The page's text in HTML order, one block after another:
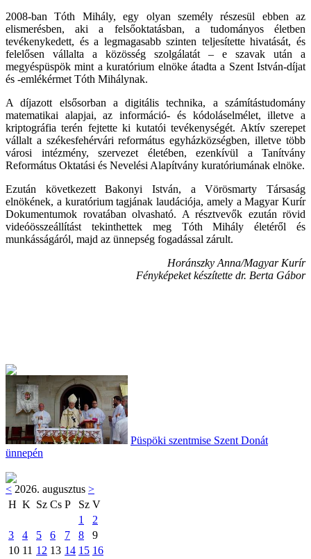
2008-ban Tóth Mihály, egy olyan személy részesül ebben az
elismerésben, aki a felsőoktatásban, a tudományos életben
tevékenykedett, és a legmagasabb szinten teljesítette hivatását, és
felelősen vállalta a közösség szolgálatát – e szavak után a
megyéspüspök mint a kuratórium elnöke átadta a Szent István-díjat
és -emlékérmet Tóth Mihálynak.
A díjazott elsősorban a digitális technika, a számítástudomány
matematikai alapjai, az információ- és kódoláselmélet, illetve a
kriptográfia terén fejtette ki kutatói tevékenységét. Aktív szerepet
vállalt a székesfehérvári református egyházközségben, illetve több
városi intézmény, szervezet életében, ezenkívül a Tanítvány
Református Oktatási és Nevelési Alapítvány kuratóriumának elnöke.
Ezután következett Bakonyi István, a Vörösmarty Társaság
elnökének, a kuratórium tagjának laudációja, amely a Magyar Kurír
Dokumentumok rovatában olvasható. A résztvevők ezután rövid
videóösszeállítást tekinthettek meg Tóth Mihály életéről és
munkásságáról, majd az ünnepség fogadással zárult.
Horánszky Anna/Magyar Kurír
Fényképeket készítette dr. Berta Gábor
Püspöki szentmise Szent Donát
ünnepén
< 2026. augusztus >
H K Sz Cs P Sz V
1
2
3
4 5 6 7 8
9
10 11 12 13 14 15 16